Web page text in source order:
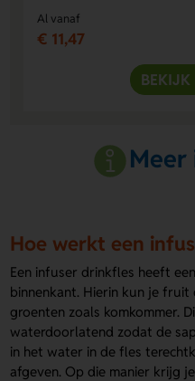
Al vanaf
€ 11,47
BEKIJK
Hoe werkt een
Een infuser drinkfles heeft
binnenkant. Hierin kun je
groenten zoals komkommer.
waterdoorlatend zodat de
in het water in de fles
afgeven. Op die manier krijg